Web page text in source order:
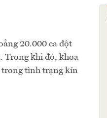
20.000 ca đột
Trong khi đó, khoa
trong tình trạng kín